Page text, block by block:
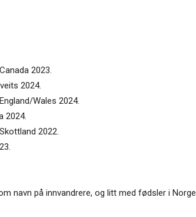
2023.
2024.
Wales 2024.
2024.
2022.
navn på innvandrere, og litt med fødsler i Norge.